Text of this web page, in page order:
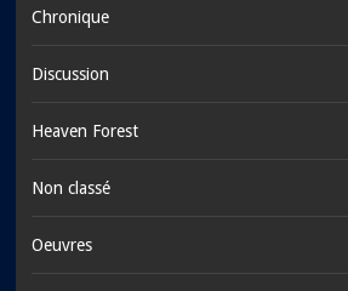
Chronique
Discussion
Heaven Forest
Non classé
Oeuvres